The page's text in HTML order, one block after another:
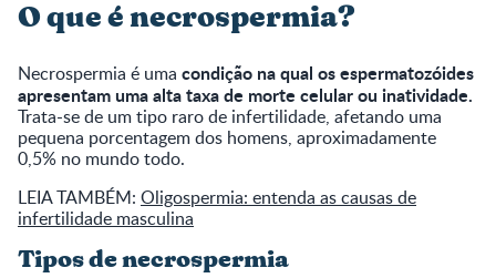
O que é necrospermia?
Necrospermia é uma condição na qual os espermatozóides
apresentam uma alta taxa de morte celular ou inatividade.
Trata-se de um tipo raro de infertilidade, afetando uma
pequena porcentagem dos homens, aproximadamente
0,5% no mundo todo.
LEIA TAMBÉM: Oligospermia: entenda as causas de
infertilidade masculina
Tipos de necrospermia